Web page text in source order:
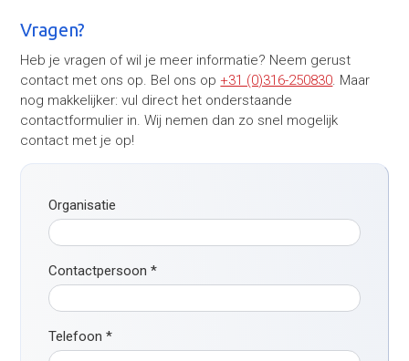
Vragen?
Heb je vragen of wil je meer informatie? Neem gerust
contact met ons op. Bel ons op +31 (0)316-250830. Maar
nog makkelijker: vul direct het onderstaande
contactformulier in. Wij nemen dan zo snel mogelijk
contact met je op!
Organisatie
Contactpersoon*
Telefoon*